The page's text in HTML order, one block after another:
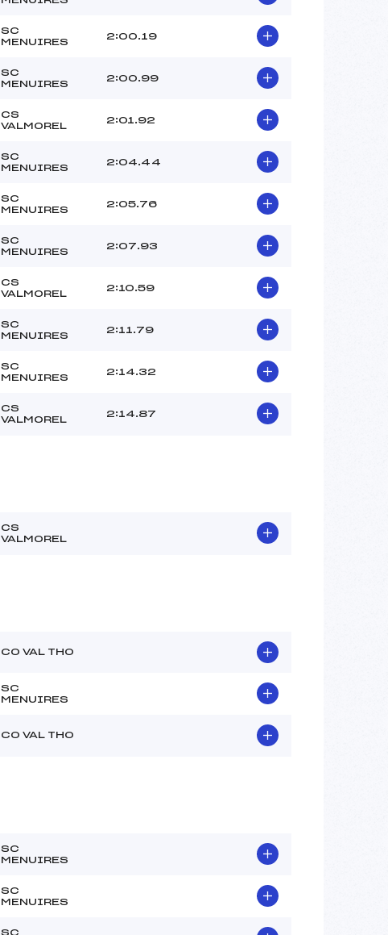
SC
MENUIRES
2:00.19
SC
MENUIRES
2:00.99
CS
VALMOREL
2:01.92
SC
MENUIRES
2:04.44
SC
MENUIRES
2:05.76
SC
MENUIRES
2:07.93
CS
VALMOREL
2:10.59
SC
MENUIRES
2:11.79
SC
MENUIRES
2:14.32
CS
VALMOREL
2:14.87
CS
VALMOREL
CO VAL THO
SC
MENUIRES
CO VAL THO
SC
MENUIRES
SC
MENUIRES
SC